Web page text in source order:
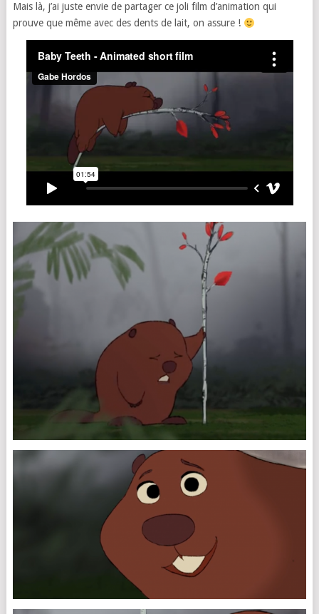
Mais là, j’ai juste envie de partager ce joli film d’animation qui
prouve que même avec des dents de lait, on assure !